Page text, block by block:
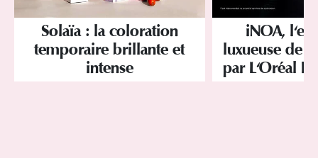
Solaïa : la coloration
temporaire brillante et
intense
iNOA,
luxueuse de
par L'Oréal